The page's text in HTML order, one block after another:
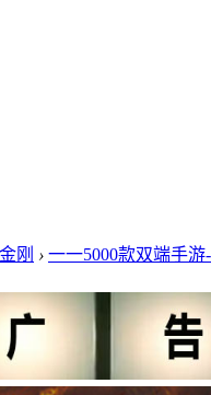
刚 › 一一5000款双端手